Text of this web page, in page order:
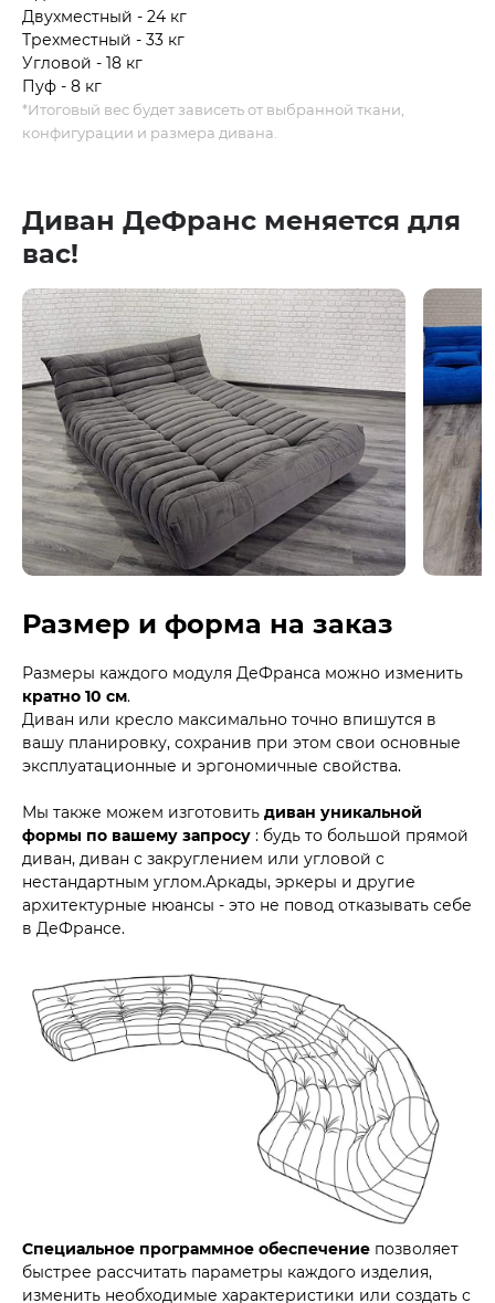
Двухместный - 24 кг
Трехместный - 33 кг
Угловой - 18 кг
Пуф - 8 кг
*Итоговый вес будет зависеть от выбранной ткани,
конфигурации и размера дивана.
Диван ДеФранс меняется для
вас!
Размер и форма на заказ
Размеры каждого модуля ДеФранса можно изменить
кратно 10 см.
Диван или кресло максимально точно впишутся в
вашу планировку, сохранив при этом свои основные
эксплуатационные и эргономичные свойства.
Мы также можем изготовить диван уникальной
формы по вашему запросу : будь то большой прямой
диван, диван с закруглением или угловой с
нестандартным углом.Аркады, эркеры и другие
архитектурные нюансы - это не повод отказывать себе
в ДеФрансе.
Специальное программное обеспечение позволяет
быстрее рассчитать параметры каждого изделия,
изменить необходимые характеристики или создать с